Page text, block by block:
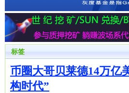
标签
币圈大哥贝莱德14万亿
构时代”